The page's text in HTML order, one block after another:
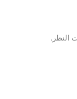
النظر.